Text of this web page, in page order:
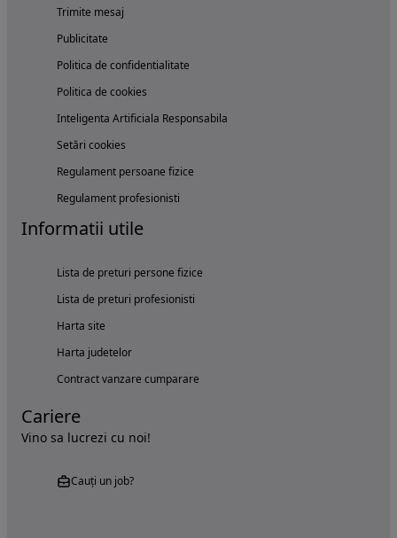
Trimite mesaj
Publicitate
Politica de confidentialitate
Politica de cookies
Inteligenta Artificiala Responsabila
Setări cookies
Regulament persoane fizice
Regulament profesionisti
Informatii utile
Lista de preturi persone fizice
Lista de preturi profesionisti
Harta site
Harta judetelor
Contract vanzare cumparare
Cariere
Vino sa lucrezi cu noi!
Cauți un job?